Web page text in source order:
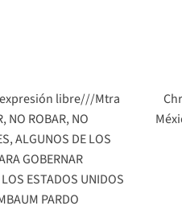
expresión libre///Mtra
ROBAR, NO
ALGUNOS DE LOS
GOBERNAR
ESTADOS UNIDOS
PARDO